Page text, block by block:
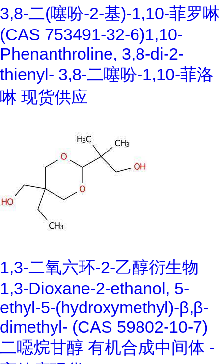
3,8-二(噻吩-2-基)-1,10-菲罗啉
(CAS 753491-32-6)1,10-
Phenanthroline, 3,8-di-2-
thienyl- 3,8-二噻吩-1,10-菲洛
啉 现货供应
1,3-二氧六环-2-乙醇衍生物
1,3-Dioxane-2-ethanol, 5-
ethyl-5-(hydroxymethyl)-β,β-
dimethyl- (CAS 59802-10-7)
二噁烷甘醇 有机合成中间体 -